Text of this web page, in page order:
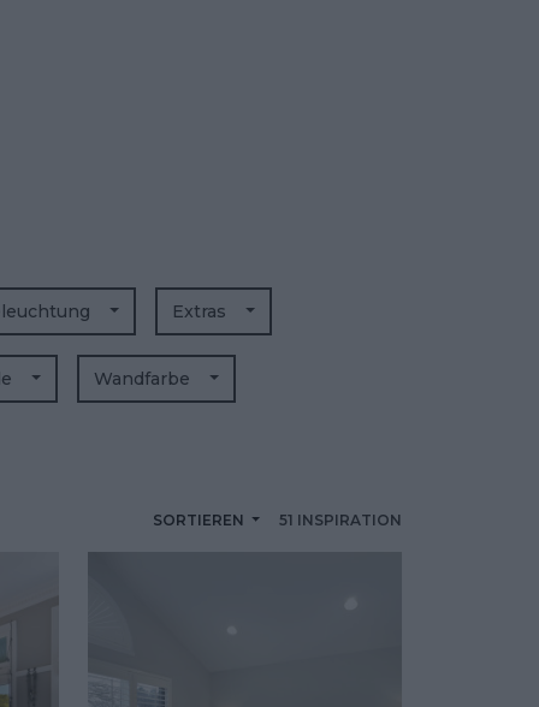
SORTIEREN 51 INSPIRATION
Extras
Wandfarbe